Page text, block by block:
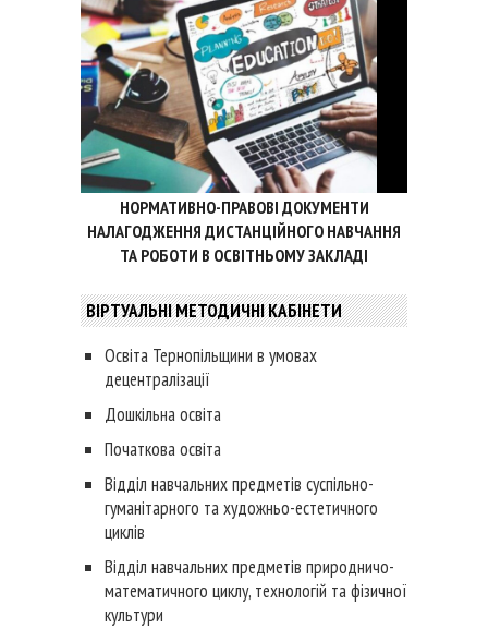
НОРМАТИВНО-ПРАВОВІ ДОКУМЕНТИ
НАЛАГОДЖЕННЯ ДИСТАНЦІЙНОГО НАВЧАННЯ
ТА РОБОТИ В ОСВІТНЬОМУ ЗАКЛАДІ
ВІРТУАЛЬНІ МЕТОДИЧНІ КАБІНЕТИ
Освіта Тернопільщини в умовах
децентралізації
Дошкільна освіта
Початкова освіта
Відділ навчальних предметів суспільно-
гуманітарного та художньо-естетичного
циклів
Відділ навчальних предметів природничо-
математичного циклу, технологій та фізичної
культури